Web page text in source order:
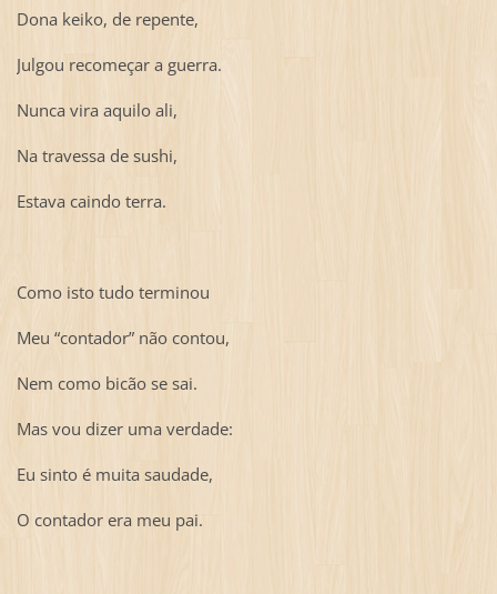
Dona keiko, de repente,
Julgou recomeçar a guerra.
Nunca vira aquilo ali,
Na travessa de sushi,
Estava caindo terra.
Como isto tudo terminou
Meu “contador” não contou,
Nem como bicão se sai.
Mas vou dizer uma verdade:
Eu sinto é muita saudade,
O contador era meu pai.